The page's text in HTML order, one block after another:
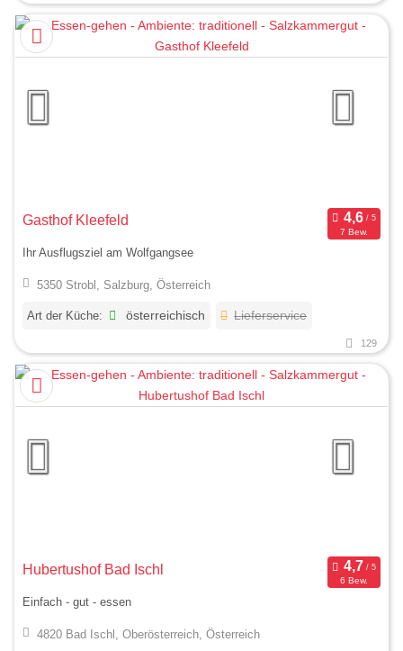
Gasthof Kleefeld
7 Bew.
Ihr Ausflugsziel am Wolfgangsee
5350 Strobl, Salzburg, Österreich
Art der Küche: österreichisch Lieferservice
129
Hubertushof Bad Ischl
6 Bew.
Einfach - gut - essen
4820 Bad Ischl, Oberösterreich, Österreich